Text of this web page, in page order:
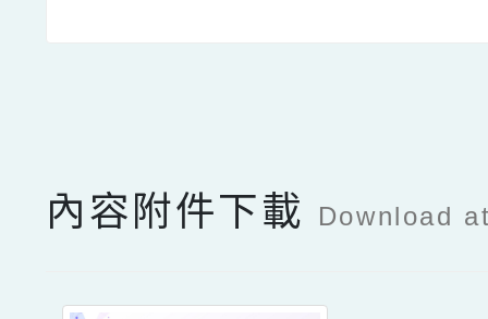
內容附件下載 Download